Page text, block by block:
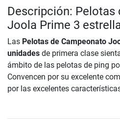
Descripción: Pelotas
Joola Prime 3
Las Pelotas de Campeonato
unidades de primera clase
ámbito de las pelotas de ping
Convencen por su excelente
por las excelentes